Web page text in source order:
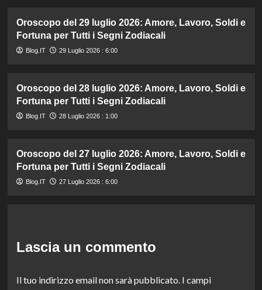
Oroscopo del 29 luglio 2026: Amore, Lavoro, Soldi e
Fortuna per Tutti i Segni Zodiacali
Blog.IT 29 Luglio 2026 : 6:00
Oroscopo del 28 luglio 2026: Amore, Lavoro, Soldi e
Fortuna per Tutti i Segni Zodiacali
Blog.IT 28 Luglio 2026 : 1:00
Oroscopo del 27 luglio 2026: Amore, Lavoro, Soldi e
Fortuna per Tutti i Segni Zodiacali
Blog.IT 27 Luglio 2026 : 6:00
Lascia un commento
Il tuo indirizzo email non sarà pubblicato. I campi